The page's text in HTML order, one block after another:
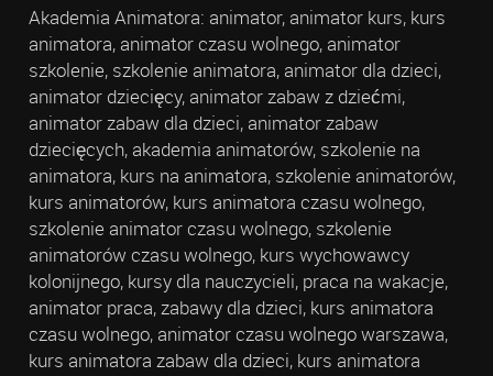
Akademia Animatora: animator, animator kurs, kurs
animatora, animator czasu wolnego, animator
szkolenie, szkolenie animatora, animator dla dzieci,
animator dziecięcy, animator zabaw z dziećmi,
animator zabaw dla dzieci, animator zabaw
dziecięcych, akademia animatorów, szkolenie na
animatora, kurs na animatora, szkolenie animatorów,
kurs animatorów, kurs animatora czasu wolnego,
szkolenie animator czasu wolnego, szkolenie
animatorów czasu wolnego, kurs wychowawcy
kolonijnego, kursy dla nauczycieli, praca na wakacje,
animator praca, zabawy dla dzieci, kurs animatora
czasu wolnego, animator czasu wolnego warszawa,
kurs animatora zabaw dla dzieci, kurs animatora